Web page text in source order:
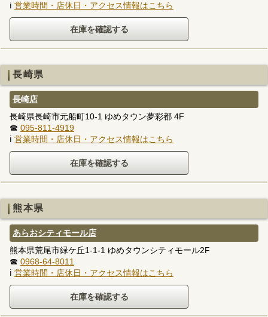
ℹ 営業時間・店休日・アクセス情報はこちら
長崎県
長崎店
長崎県長崎市元船町10-1 ゆめタウン夢彩都 4F
☎ 095-811-4919
ℹ 営業時間・店休日・アクセス情報はこちら
熊本県
あらおシティモール店
熊本県荒尾市緑ケ丘1-1-1 ゆめタウンシティモール2F
☎ 0968-64-8011
ℹ 営業時間・店休日・アクセス情報はこちら